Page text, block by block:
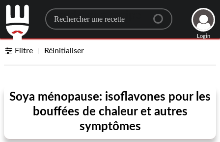
Search for a recipe
Login
Filtre Réinitialiser
Soya ménopause: isoflavones pour les
bouffées de chaleur et autres
symptômes